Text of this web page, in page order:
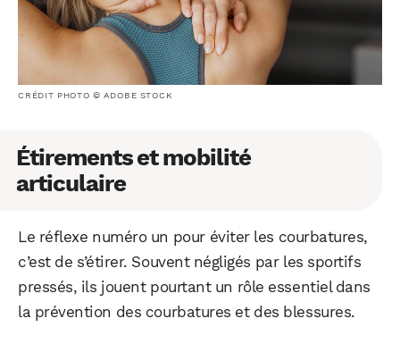
CRÉDIT PHOTO © ADOBE STOCK
Étirements et mobilité
articulaire
Le réflexe numéro un pour éviter les courbatures,
c’est de s’étirer. Souvent négligés par les sportifs
pressés, ils jouent pourtant un rôle essentiel dans
la prévention des courbatures et des blessures.